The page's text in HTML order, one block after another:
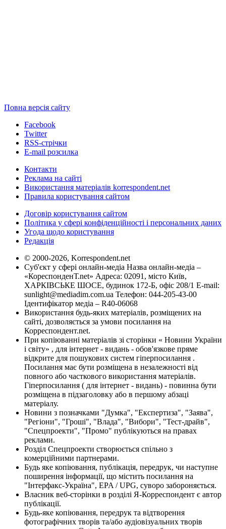
Повна версія сайту
Facebook
Twitter
RSS-стрічки
E-mail розсилка
Контакти
Реклама на сайті
Використання матеріалів korrespondent.net
Правила користування сайтом
Договір користування сайтом
Політика у сфері конфіденційності і персональних даних
Угода щодо користування
Редакція
© 2000-2026, Korrespondent.net
Суб'єкт у сфері онлайн-медіа Назва онлайн-медіа –
«КореспонденТ.net» Адреса: 02091, місто Київ,
ХАРКІВСЬКЕ ШОСЕ, будинок 172-Б, офіс 208/1 E-mail:
sunlight@mediadim.com.ua Телефон: 044-205-43-00
Ідентифікатор медіа – R40-06068
Використання будь-яких матеріалів, розміщених на
сайті, дозволяється за умови посилання на
Корреспондент.net.
При копіюванні матеріалів зі сторінки « Новини України
і світу» , для інтернет - видань - обов'язкове пряме
відкрите для пошукових систем гіперпосилання .
Посилання має бути розміщена в незалежності від
повного або часткового використання матеріалів.
Гіперпосилання ( для інтернет - видань) - повинна бути
розміщена в підзаголовку або в першому абзаці
матеріалу.
Новини з позначками "Думка", "Експертиза", "Заява",
"Регіони", "Гроші", "Влада", "Вибори", "Тест-драйв",
"Спецпроекти", "Промо" публікуються на правах
реклами.
Розділ Спецпроекти створюється спільно з
комерційними партнерами.
Будь яке копіювання, публікація, передрук, чи наступне
поширення інформації, що містить посилання на
"Інтерфакс-Україна", EPA / UPG, суворо забороняється.
Власник веб-сторінки в розділі Я-Корреспондент є автор
публікації.
Будь-яке копіювання, передрук та відтворення
фотографічних творів та/або аудіовізуальних творів